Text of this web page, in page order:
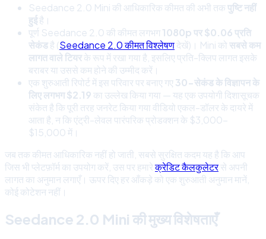
Seedance 2.0 Mini की आधिकारिक कीमत की अभी तकपुष्टि नहीं
हुईहै।
पूर्ण Seedance 2.0 की कीमत लगभग1080p पर $0.06 प्रति
सेकंडहै (Seedance 2.0 कीमत विश्लेषणदेखें)। Mini कोसबसे कम
लागत वाले टियरके रूप में रखा गया है, इसलिए प्रति-क्लिप लागत इसके
बराबर या उससे कम होने की उम्मीद करें।
एक शुरुआती रिपोर्ट में इस परिवार पर बनाए गए30-सेकंड के विज्ञापन के
लिए लगभग $2.19का उल्लेख किया गया — यह एक उपयोगी दिशासूचक
संकेत है कि पूरी तरह जनरेट किया गया वीडियो एकल-डॉलर के दायरे में
आता है, न कि एंट्री-लेवल पारंपरिक प्रोडक्शन के $3,000–
$15,000 में।
जब तक कीमत आधिकारिक नहीं हो जाती, सबसे सुरक्षित कदम यह है कि आप
जिस भी प्लेटफ़ॉर्म का उपयोग करें, उस पर हमारेक्रेडिट कैलकुलेटरसे अपनी
लागत का अनुमान लगाएँ। ऊपर दिए हर आँकड़े को एक शुरुआती अनुमान मानें,
कोई कोटेशन नहीं।
Seedance 2.0 Mini की मुख्य विशेषताएँ